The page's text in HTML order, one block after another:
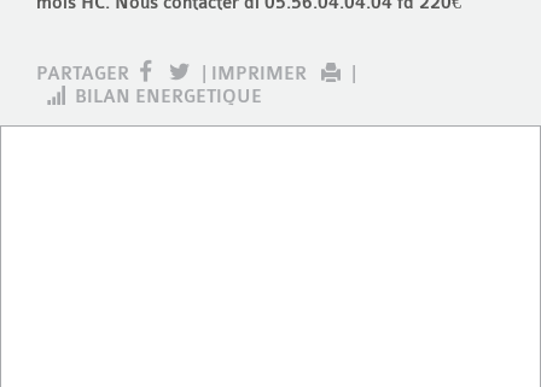
PARTAGER IMPRIMER
BILAN ENERGETIQUE